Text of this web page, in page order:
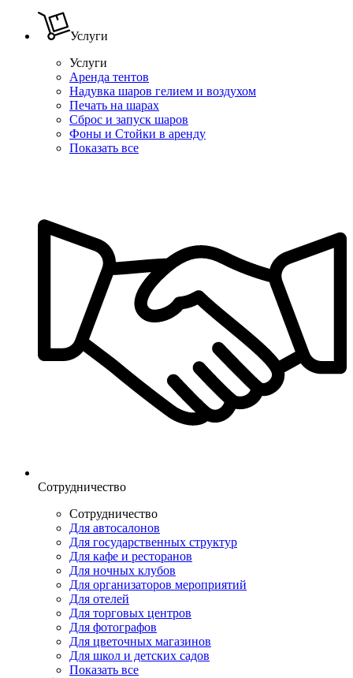
Услуги
Услуги
Аренда тентов
Надувка шаров гелием и воздухом
Печать на шарах
Сброс и запуск шаров
Фоны и Стойки в аренду
Показать все
Сотрудничество
Сотрудничество
Для автосалонов
Для государственных структур
Для кафе и ресторанов
Для ночных клубов
Для организаторов мероприятий
Для отелей
Для торговых центров
Для фотографов
Для цветочных магазинов
Для школ и детских садов
Показать все